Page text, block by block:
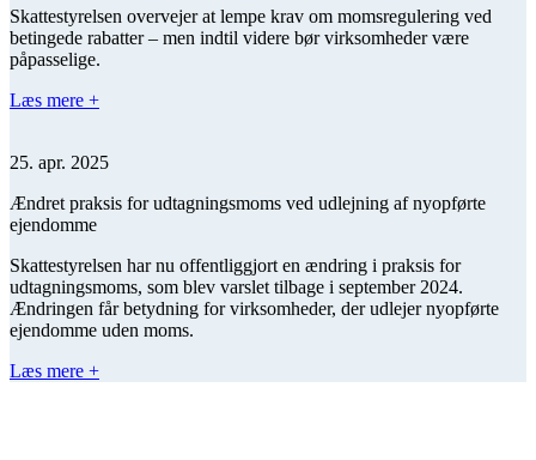
Skattestyrelsen overvejer at lempe krav om momsregulering ved
betingede rabatter – men indtil videre bør virksomheder være
påpasselige.
Læs mere +
25. apr. 2025
Ændret praksis for udtagningsmoms ved udlejning af nyopførte
ejendomme
Skattestyrelsen har nu offentliggjort en ændring i praksis for
udtagningsmoms, som blev varslet tilbage i september 2024.
Ændringen får betydning for virksomheder, der udlejer nyopførte
ejendomme uden moms.
Læs mere +